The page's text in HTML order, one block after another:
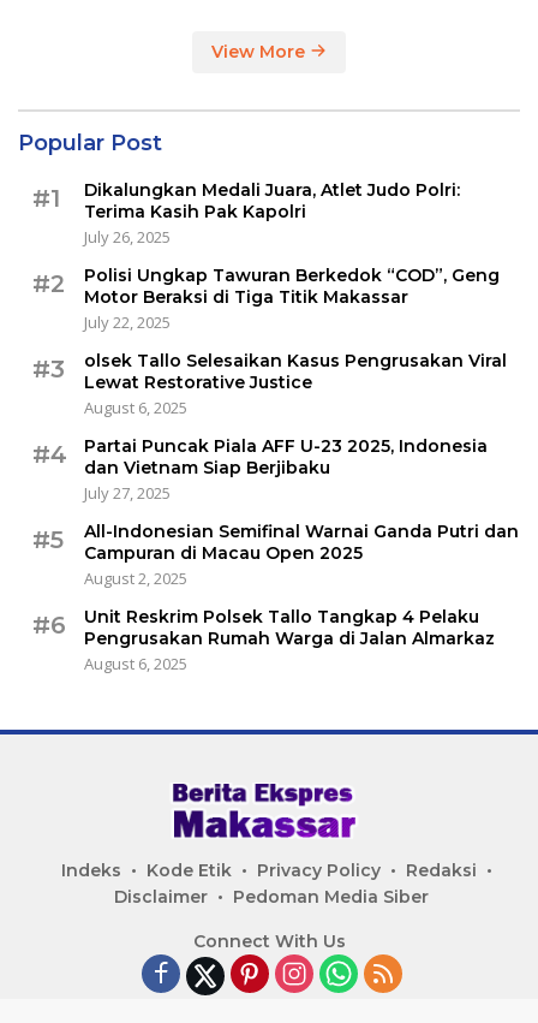
View More
Popular Post
#1
Dikalungkan Medali Juara, Atlet Judo Polri:
Terima Kasih Pak Kapolri
July 26, 2025
#2
Polisi Ungkap Tawuran Berkedok “COD”, Geng
Motor Beraksi di Tiga Titik Makassar
July 22, 2025
#3
olsek Tallo Selesaikan Kasus Pengrusakan Viral
Lewat Restorative Justice
August 6, 2025
#4
Partai Puncak Piala AFF U-23 2025, Indonesia
dan Vietnam Siap Berjibaku
July 27, 2025
#5
All-Indonesian Semifinal Warnai Ganda Putri dan
Campuran di Macau Open 2025
August 2, 2025
#6
Unit Reskrim Polsek Tallo Tangkap 4 Pelaku
Pengrusakan Rumah Warga di Jalan Almarkaz
August 6, 2025
Indeks Kode Etik Privacy Policy
Redaksi
Disclaimer
Pedoman Media Siber
Connect With Us